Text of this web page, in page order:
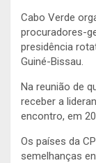
Cabo Verde
procuradores-
presidência
Guiné-Bissau.
Na reunião de
receber a
encontro, em
Os países da
semelhanças